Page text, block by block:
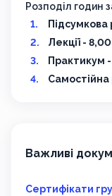
Розподіл годин
Лекції - 8,00
Практикум
Важливі
Сертифікати